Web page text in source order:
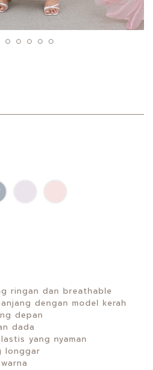
ringan dan breathable
dengan model kerah
depan
dada
yang nyaman
longgar